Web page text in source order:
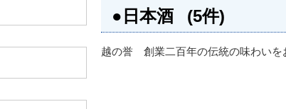
●日本酒 (5件)
越の誉 創業二百年の伝統の味わいを